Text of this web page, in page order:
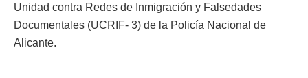
Unidad contra Redes de Inmigración y Falsedades
Documentales (UCRIF- 3) de la Policía Nacional de
Alicante.